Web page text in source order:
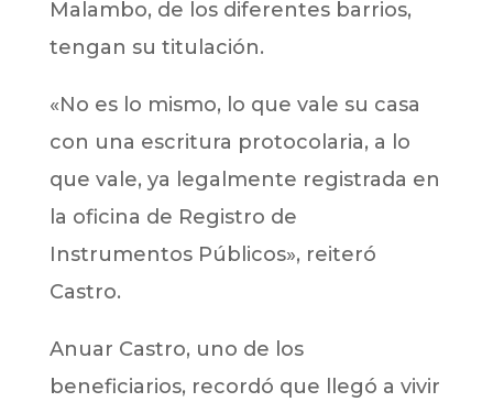
Malambo, de los diferentes barrios,
tengan su titulación.
«No es lo mismo, lo que vale su casa
con una escritura protocolaria, a lo
que vale, ya legalmente registrada en
la oficina de Registro de
Instrumentos Públicos», reiteró
Castro.
Anuar Castro, uno de los
beneficiarios, recordó que llegó a vivir